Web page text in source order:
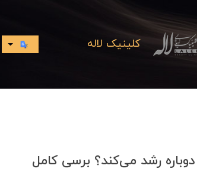
کلینیک لاله
رشد می‌کند؟ برسی کامل